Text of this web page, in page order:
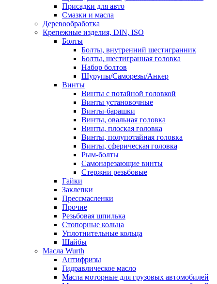
Присадки для авто
Смазки и масла
Деревообработка
Крепежные изделия, DIN, ISO
Болты
Болты, внутренний шестигранник
Болты, шестигранная головка
Набор болтов
Шурупы/Саморезы/Анкер
Винты
Винты с потайной головкой
Винты установочные
Винты-барашки
Винты, овальная головка
Винты, плоская головка
Винты, полупотайная головка
Винты, сферическая головка
Рым-болты
Самонарезающие винты
Стержни резьбовые
Гайки
Заклепки
Прессмасленки
Прочие
Резьбовая шпилька
Стопорные кольца
Уплотнительные кольца
Шайбы
Масла Wurth
Антифризы
Гидравлическое масло
Масла моторные для грузовых автомобилей